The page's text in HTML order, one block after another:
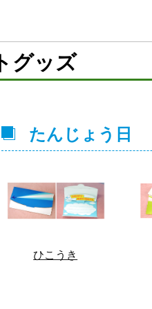
グッズ
たんじょう日
ひこうき